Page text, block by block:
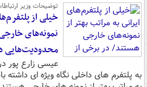
توضیحات وزیر
خیلی از
نمونه‌های
محدودیت‌هایی
عیسی زارع پور
به پلتفرم های داخلی نگاه ویژه ای داشته